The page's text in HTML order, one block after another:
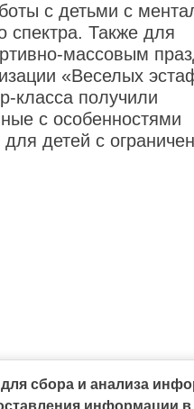
с детьми с
спектра. Также для
массовым
«Веселых
класса получили
с особенностями
детей с
сбора и анализа
информации в